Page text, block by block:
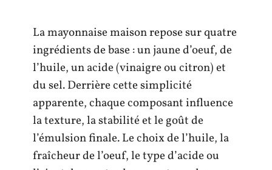
La mayonnaise maison repose sur quatre
ingrédients de base : un jaune d’oeuf, de
l’huile, un acide (vinaigre ou citron) et
du sel. Derrière cette simplicité
apparente, chaque composant influence
la texture, la stabilité et le goût de
l’émulsion finale. Le choix de l’huile, la
fraîcheur de l’oeuf, le type d’acide ou